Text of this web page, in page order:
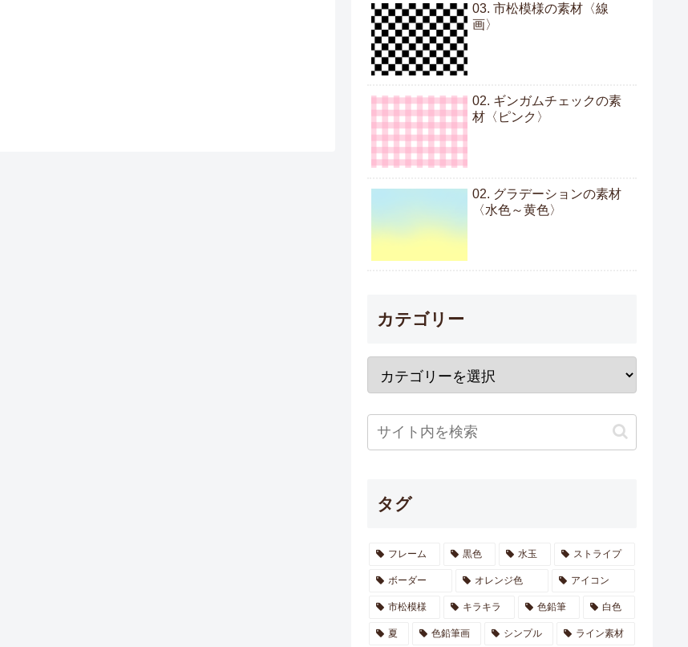
03. 市松模様の素材〈線
画〉
02. ギンガムチェックの素
材〈ピンク〉
02. グラデーションの素材
〈水色～黄色〉
カテゴリー
タグ
フレーム 黒色 水玉 ストライプ
ボーダー オレンジ色 アイコン
市松模様 キラキラ 色鉛筆 白色
夏 色鉛筆画 シンプル ライン素材